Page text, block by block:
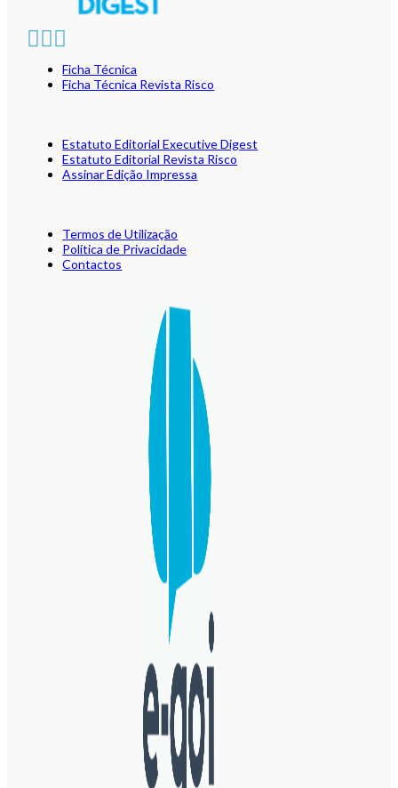
Ficha Técnica
Ficha Técnica Revista Risco
Estatuto Editorial Executive Digest
Estatuto Editorial Revista Risco
Assinar Edição Impressa
Termos de Utilização
Política de Privacidade
Contactos